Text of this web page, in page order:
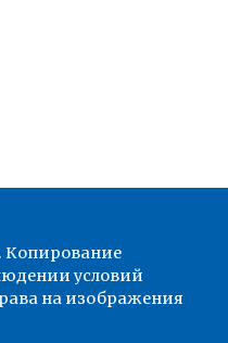
Копирование
условий
на изображения